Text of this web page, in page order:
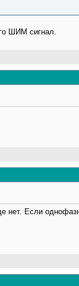
ШИМ сигнал.
Если